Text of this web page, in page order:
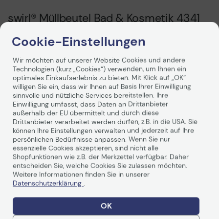
swirl® Müllbeutel Bad & Kosmetik 4341
10,0 l 37 weiß - 37 Stück
eine praktische und zuverlässige Lösung für die
Entsorgung von Abfällen im Badezimmer und bei
kosmetischen Anwendungen. Mit einem großzügigen
Fassungsvermögen von 10,0 Litern sind diese Müllbeutel
ideal für klassische Kosmetikeimer geeignet und sorgen
dafür, dass Sie stets ausreichend Platz für Ihre Abfälle
haben.
Ein besonderes Merkmal dieser Müllbeutel ist ihre
Blickdichtigkeit, die Ihnen eine diskrete Entsorgung
ermöglicht. Darüber hinaus sind sie besonders reißfest,
was bedeutet, dass Sie sich keine Sorgen um ein
Auslaufen oder Reißen machen müssen, selbst wenn die
Beutel mit schweren oder scharfen Gegenständen
gefüllt sind. Dies gewährleistet eine sichere und saubere
Handhabung, die in jedem Badezimmer unerlässlich ist.
Die swirl® Müllbeutel sind mit einem flüssigkeitsdichten
Weiterlesen
Technische Daten
Hersteller swirl®
Cookie-Einstellungen
Wir möchten auf unserer Website Cookies und andere
Technologien (kurz „Cookies“) verwenden, um Ihnen ein
optimales Einkaufserlebnis zu bieten. Mit Klick auf „OK“
willigen Sie ein, dass wir Ihnen auf Basis Ihrer Einwilligung
sinnvolle und nützliche Services bereitstellen. Ihre
Einwilligung umfasst, dass Daten an Drittanbieter
außerhalb der EU übermittelt und durch diese
Drittanbieter verarbeitet werden dürfen, z.B. in die USA. Sie
können Ihre Einstellungen verwalten und jederzeit auf Ihre
persönlichen Bedürfnisse anpassen. Wenn Sie nur
essenzielle Cookies akzeptieren, sind nicht alle
Shopfunktionen wie z.B. der Merkzettel verfügbar. Daher
entscheiden Sie, welche Cookies Sie zulassen möchten.
Weitere Informationen finden Sie in unserer
Datenschutzerklärung .
OK